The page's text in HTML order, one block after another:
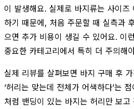
이 발생해요. 실제로 바지류는 사이즈
하기 때문에, 처음 주문할 때 실측과
으면 추가 비용이 생길 수 있어요. 이
중요한 카테고리에서 특히 더 주의해
실제 리뷰를 살펴보면 바지 구매 후
‘허리는 맞는데 전체가 어색하다’는
처럼 밴딩이 있는 바지는 허리만 보